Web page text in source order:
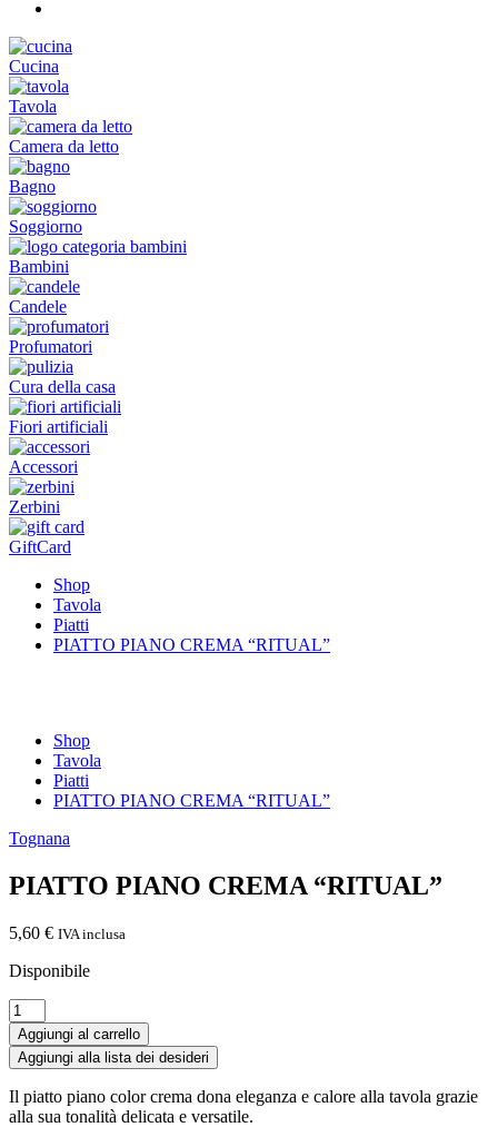
Cucina
Tavola
Camera da letto
Bagno
Soggiorno
Bambini
Candele
Profumatori
Cura della casa
Fiori artificiali
Accessori
Zerbini
GiftCard
Shop
Tavola
Piatti
PIATTO PIANO CREMA “RITUAL”
Shop
Tavola
Piatti
PIATTO PIANO CREMA “RITUAL”
Tognana
PIATTO PIANO CREMA “RITUAL”
5,60 € IVA inclusa
Disponibile
PIATTO
PIANO
CREMA
"RITUAL"
quantità
Aggiungi al carrello
Aggiungi alla lista dei desideri
Il piatto piano color crema dona eleganza e calore alla tavola grazie
alla sua tonalità delicata e versatile.